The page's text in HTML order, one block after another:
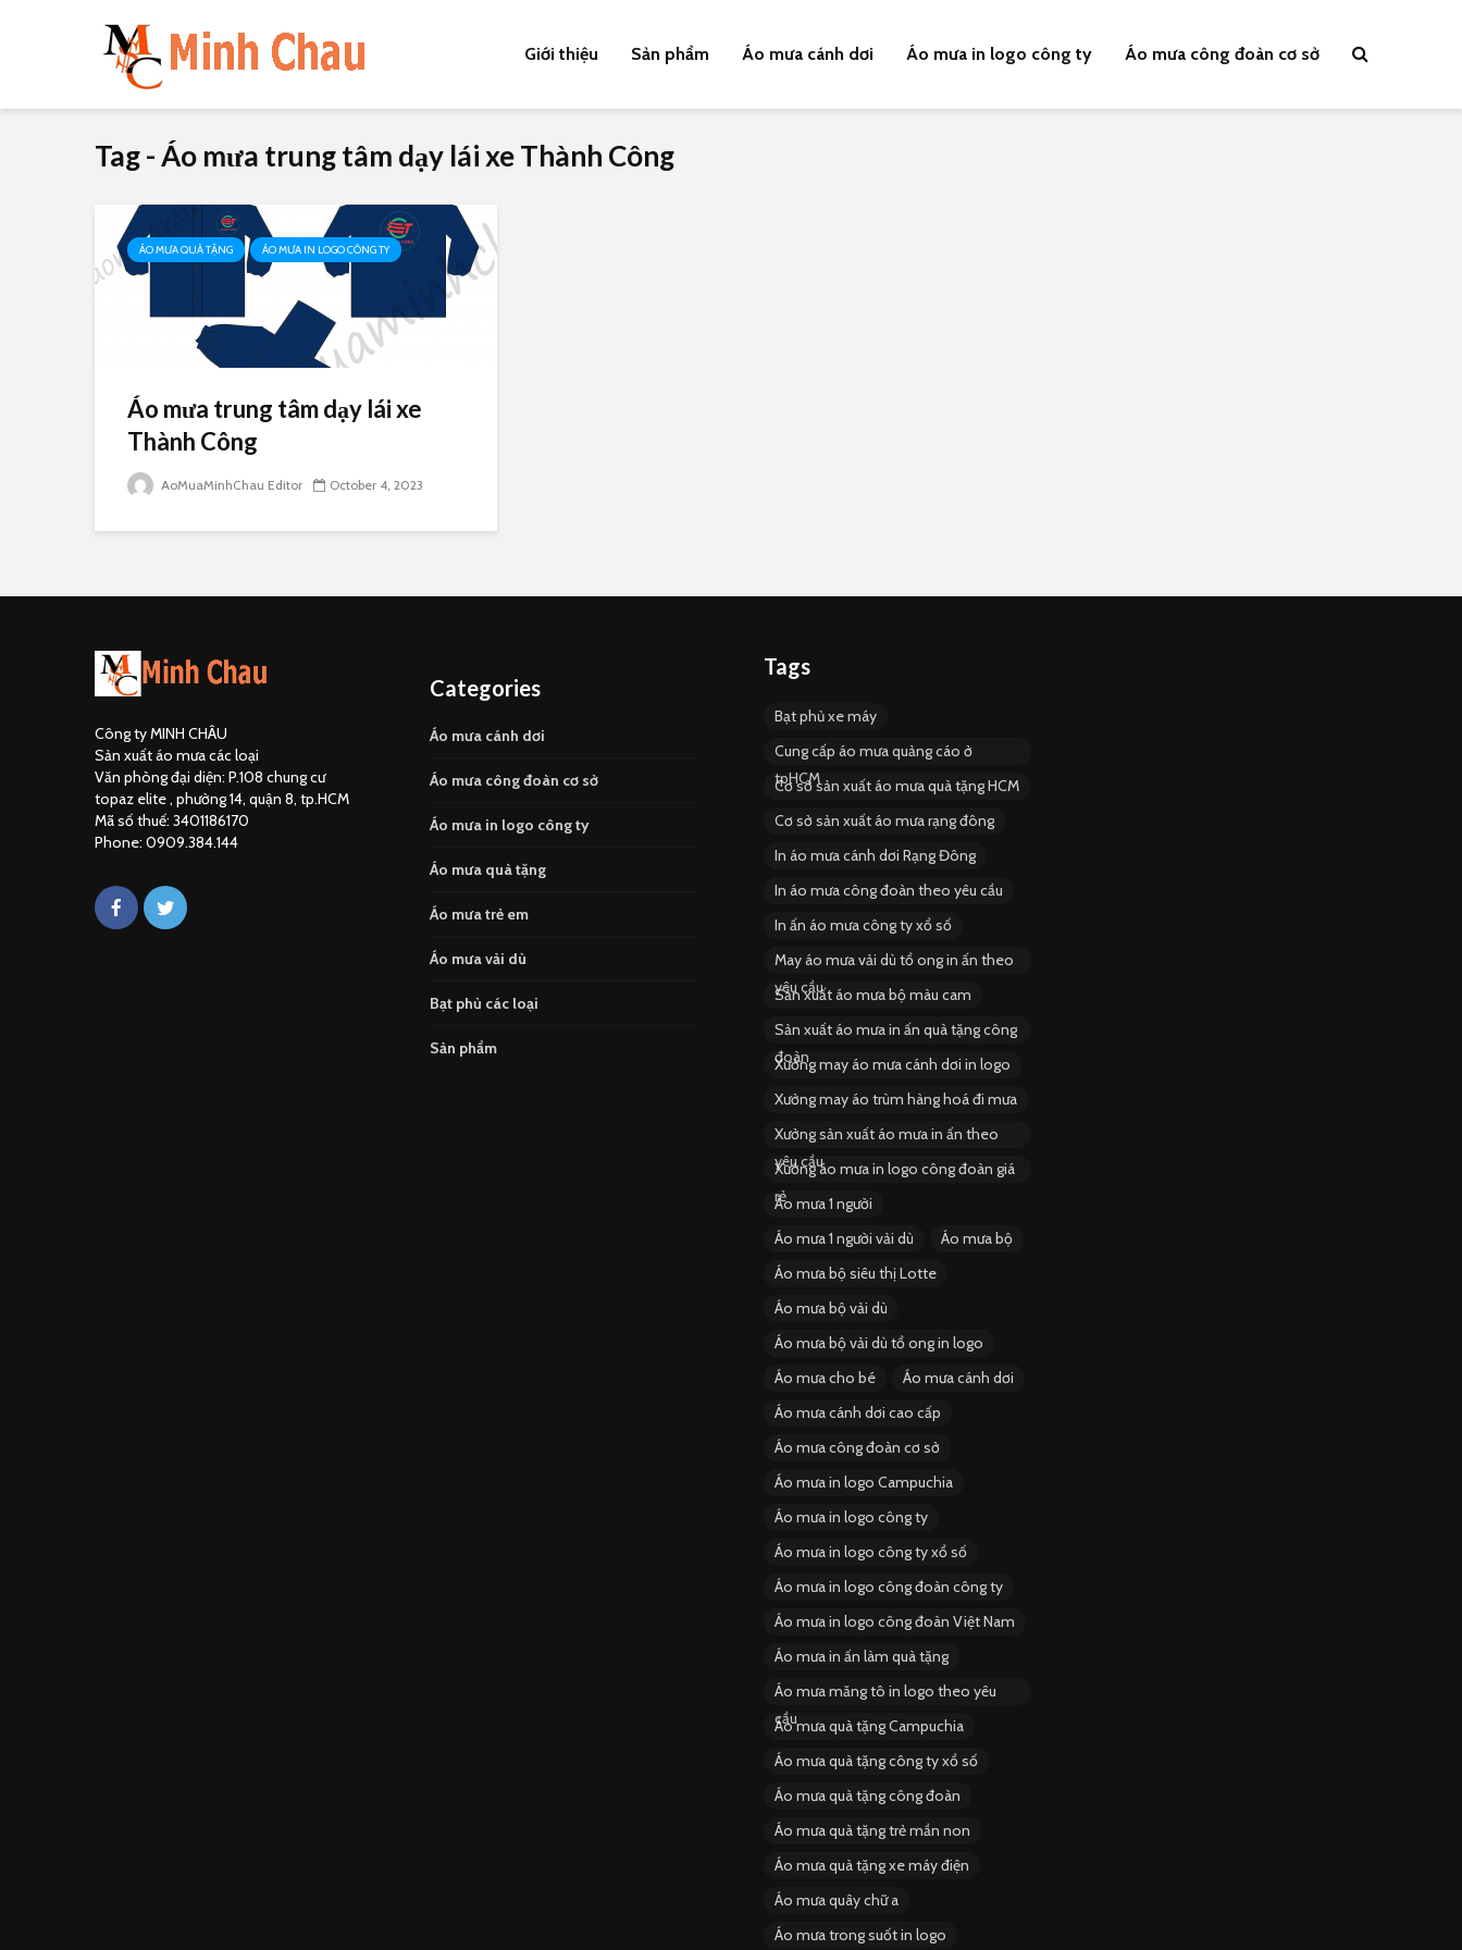
Giới thiệu Sản phẩm Áo mưa cánh dơi Áo mưa in logo công ty Áo mưa công đoàn cơ sở
Tag - Áo mưa trung tâm dạy lái xe Thành Công
ÁO MƯA QUÀ TẶNG ÁO MƯA IN LOGO CÔNG TY
Áo mưa trung tâm dạy lái xe
Thành Công
AoMuaMinhChau Editor October 4, 2023
Công ty MINH CHÂU
Sản xuất áo mưa các loại
Văn phòng đại diện: P.108 chung cư
topaz elite , phường 14, quận 8, tp.HCM
Mã số thuế: 3401186170
Phone: 0909.384.144
Categories
Áo mưa cánh dơi
Áo mưa công đoàn cơ sở
Áo mưa in logo công ty
Áo mưa quà tặng
Áo mưa trẻ em
Áo mưa vải dù
Bạt phủ các loại
Sản phẩm
Tags
Bạt phủ xe máy
Cung cấp áo mưa quảng cáo ở
tpHCM
Cơ sở sản xuất áo mưa quà tặng HCM
Cơ sở sản xuất áo mưa rạng đông
In áo mưa cánh dơi Rạng Đông
In áo mưa công đoàn theo yêu cầu
In ấn áo mưa công ty xổ số
May áo mưa vải dù tổ ong in ấn theo
yêu cầu
Sản xuất áo mưa bộ màu cam
Sản xuất áo mưa in ấn quà tặng công
đoàn
Xưởng may áo mưa cánh dơi in logo
Xưởng may áo trùm hàng hoá đi mưa
Xưởng sản xuất áo mưa in ấn theo
yêu cầu
Xưởng áo mưa in logo công đoàn giá
rẻ
Áo mưa 1 người
Áo mưa 1 người vải dù
Áo mưa bộ
Áo mưa bộ siêu thị Lotte
Áo mưa bộ vải dù
Áo mưa bộ vải dù tổ ong in logo
Áo mưa cho bé
Áo mưa cánh dơi
Áo mưa cánh dơi cao cấp
Áo mưa công đoàn cơ sở
Áo mưa in logo Campuchia
Áo mưa in logo công ty
Áo mưa in logo công ty xổ số
Áo mưa in logo công đoàn công ty
Áo mưa in logo công đoàn Việt Nam
Áo mưa in ấn làm quà tặng
Áo mưa măng tô in logo theo yêu
cầu
Áo mưa quà tặng Campuchia
Áo mưa quà tặng công ty xổ số
Áo mưa quà tặng công đoàn
Áo mưa quà tặng trẻ mần non
Áo mưa quà tặng xe máy điện
Áo mưa quây chữ a
Áo mưa trong suốt in logo